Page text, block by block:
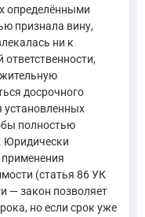
определёнными
признала вину,
ни к
досрочного
установленных
полностью
Юридически
(статья 86 УК
— закон позволяет
но если срок уже